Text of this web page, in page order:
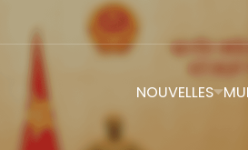
NOUVELLES